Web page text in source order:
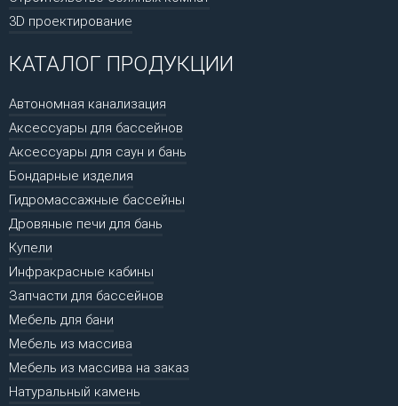
3D проектирование
КАТАЛОГ ПРОДУКЦИИ
Автономная канализация
Аксессуары для бассейнов
Аксессуары для саун и бань
Бондарные изделия
Гидромассажные бассейны
Дровяные печи для бань
Купели
Инфракрасные кабины
Запчасти для бассейнов
Мебель для бани
Мебель из массива
Мебель из массива на заказ
Натуральный камень